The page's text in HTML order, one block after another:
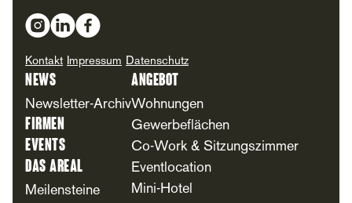
Social Media
Kontakt Impressum Datenschutz
News
Newsletter-Archiv
Firmen
Events
Das Areal
Meilensteine
Angebot
Wohnungen
Gewerbeflächen
Co-Work & Sitzungszimmer
Eventlocation
Mini-Hotel